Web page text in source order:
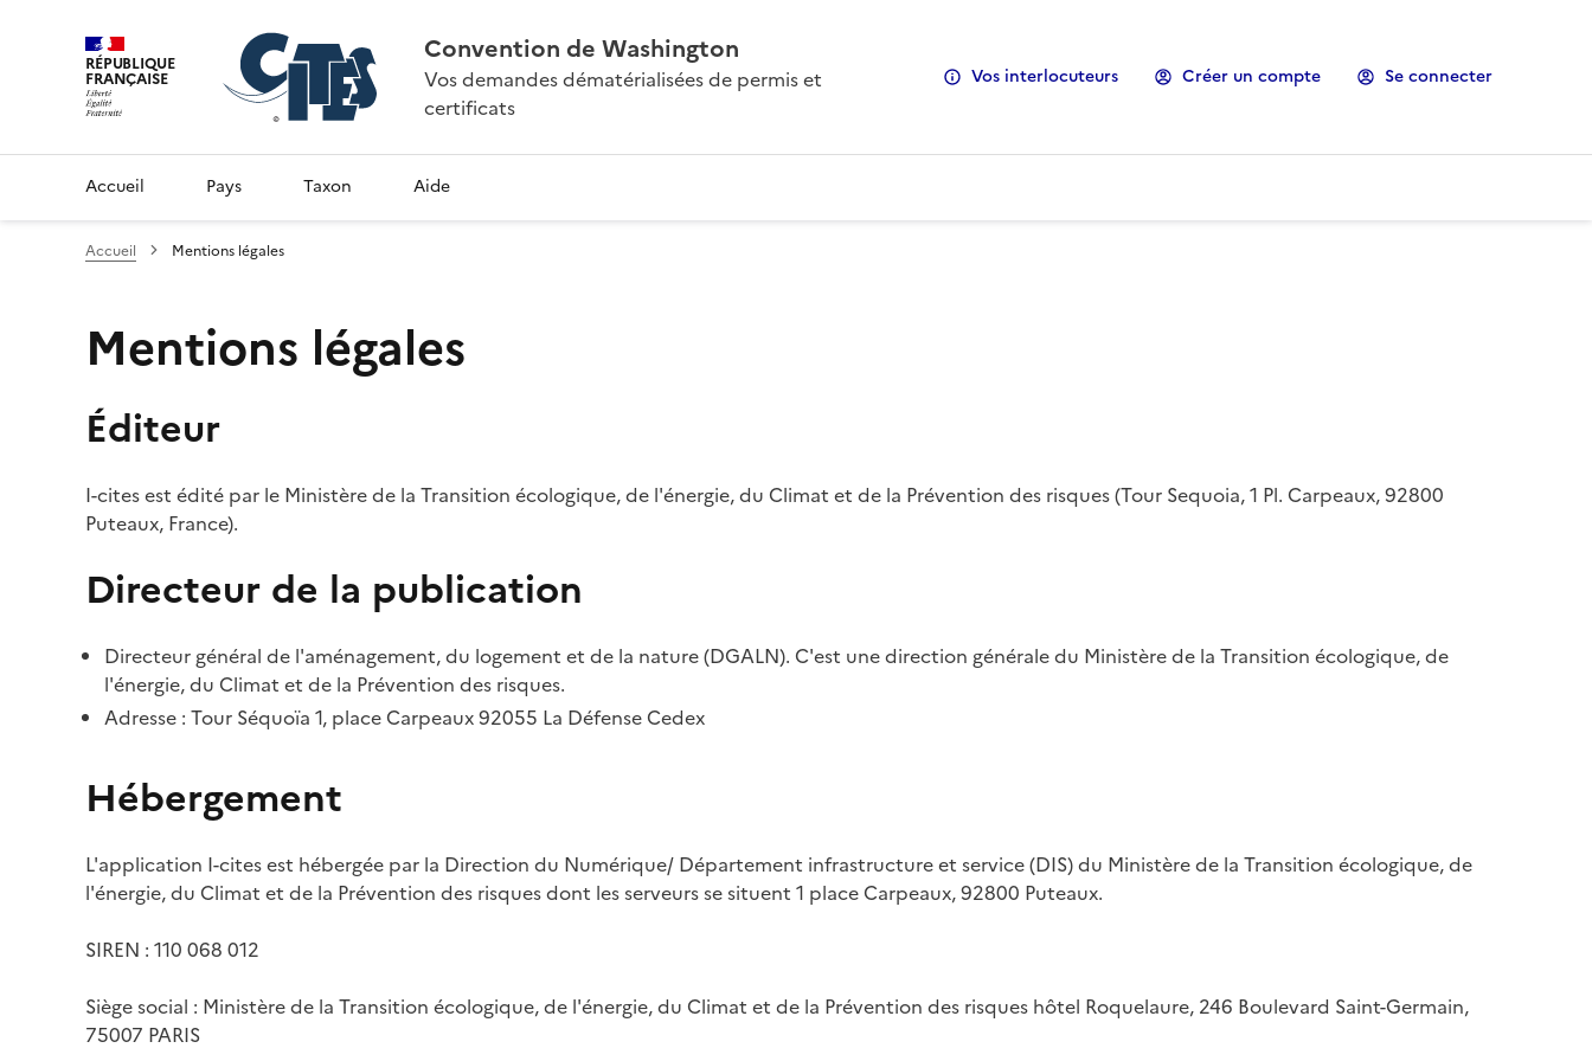
RÉPUBLIQUE
FRANÇAISE
Convention de Washington
Vos demandes dématérialisées de permis et
certificats
Vos interlocuteurs Créer un compte Se connecter
Accueil Pays Taxon Aide
Accueil Mentions légales
Mentions légales
Éditeur
I-cites est édité par le Ministère de la Transition écologique, de l'énergie, du Climat et de la Prévention des risques (Tour Sequoia, 1 Pl. Carpeaux, 92800
Puteaux, France).
Directeur de la publication
Directeur général de l'aménagement, du logement et de la nature (DGALN). C'est une direction générale du Ministère de la Transition écologique, de
l'énergie, du Climat et de la Prévention des risques.
Adresse : Tour Séquoïa 1, place Carpeaux 92055 La Défense Cedex
Hébergement
L'application I-cites est hébergée par la Direction du Numérique/ Département infrastructure et service (DIS) du Ministère de la Transition écologique, de
l'énergie, du Climat et de la Prévention des risques dont les serveurs se situent 1 place Carpeaux, 92800 Puteaux.
SIREN : 110 068 012
Siège social : Ministère de la Transition écologique, de l'énergie, du Climat et de la Prévention des risques hôtel Roquelaure, 246 Boulevard Saint-Germain,
75007 PARIS